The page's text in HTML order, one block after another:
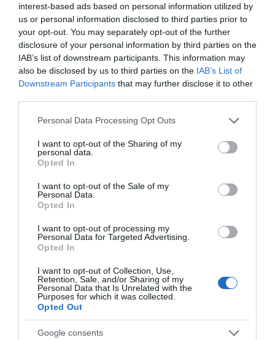
interest-based ads based on personal information utilized by
us or personal information disclosed to third parties prior to
your opt-out. You may separately opt-out of the further
disclosure of your personal information by third parties on the
IAB’s list of downstream participants. This information may
also be disclosed by us to third parties on the IAB’s List of
Downstream Participants that may further disclose it to other
Please note that this website/app uses one or more Google
not limited to your visit or usage behaviour. You may click to
grant or deny consent to Google and its third-party tags to
use your data for below specified purposes in below Google
consent section.
Personal Data Processing Opt Outs
I want to opt-out of the Sharing of my
personal data.
Opted In
I want to opt-out of the Sale of my
Personal Data.
Opted In
I want to opt-out of processing my
Personal Data for Targeted Advertising.
Opted In
I want to opt-out of Collection, Use,
Retention, Sale, and/or Sharing of my
Personal Data that Is Unrelated with the
Purposes for which it was collected.
Opted Out
Google consents
Ο “χάρτης” των πληρωμών από τον e-
ΕΦΚΑ και τη ΔΥΠΑ έως τις 14 Αυγούστου
Ακολούθησε το debater.gr στοGoogle News
και μάθετε πρώτοι όλες τις ειδήσεις
Share Tweet
ΑΔΩΝΙΣ ΓΕΩΡΓΙΑΔΗΣ